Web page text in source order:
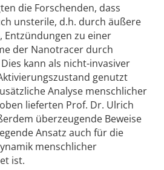
die Forschenden, dass
unsterile, d.h. durch äußere
Entzündungen zu einer
der Nanotracer durch
kann als nicht-invasiver
genutzt
Analyse menschlicher
lieferten Prof. Dr. Ulrich
überzeugende Beweise
Ansatz auch für die
menschlicher
ist.